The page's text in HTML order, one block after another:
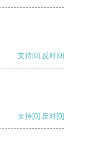
支持[0] 反对[0]
支持[0] 反对[0]